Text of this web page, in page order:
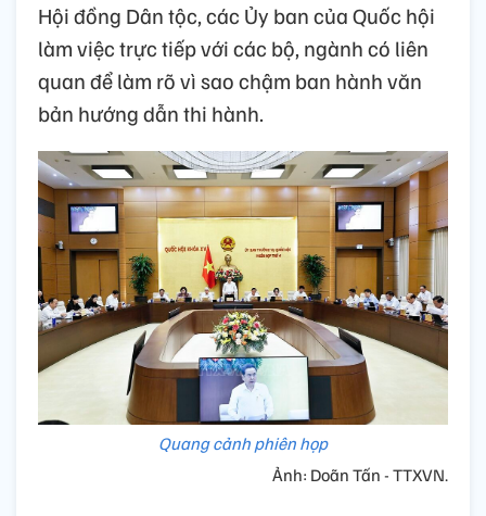
Hội đồng Dân tộc, các Ủy ban của Quốc hội
làm việc trực tiếp với các bộ, ngành có liên
quan để làm rõ vì sao chậm ban hành văn
bản hướng dẫn thi hành.
Quang cảnh phiên họp
Ảnh: Doãn Tấn - TTXVN.